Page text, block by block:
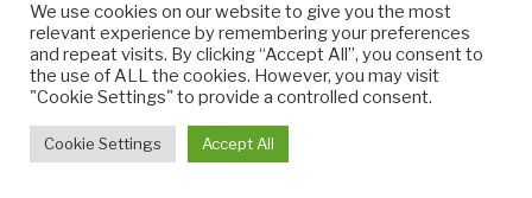
We use cookies on our website to give you the most
relevant experience by remembering your preferences
and repeat visits. By clicking “Accept All”, you consent to
the use of ALL the cookies. However, you may visit
"Cookie Settings" to provide a controlled consent.
Cookie Settings Accept All